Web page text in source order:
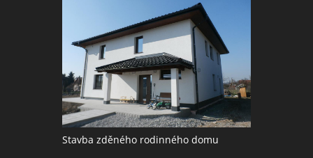
Stavba zděného rodinného domu